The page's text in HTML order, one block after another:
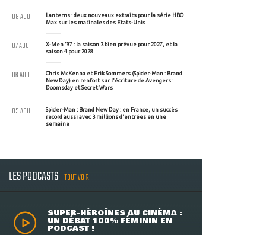
Lanterns : deux nouveaux extraits pour la série HBO
Max sur les matinales des Etats-Unis
08 AOU
X-Men '97 : la saison 3 bien prévue pour 2027, et la
saison 4 pour 2028
07 AOU
Chris McKenna et Erik Sommers (Spider-Man : Brand
New Day) en renfort sur l'écriture de Avengers :
Doomsday et Secret Wars
06 AOU
Spider-Man : Brand New Day : en France, un succès
record aussi avec 3 millions d'entrées en une
semaine
05 AOU
LES PODCASTS TOUT VOIR
SUPER-HÉROÏNES AU CINÉMA :
UN DÉBAT 100% FÉMININ EN
PODCAST !